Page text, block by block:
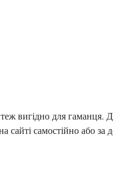
для гаманця.
самостійно або за